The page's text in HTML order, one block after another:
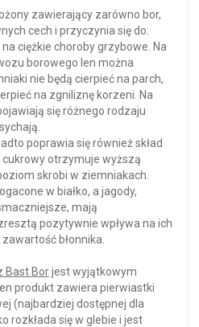
zawierający zarówno bor,
cech i przyczynia się do:
ciężkie choroby grzybowe. Na
borowego len można
nie będą cierpieć na parch,
na zgniliznę korzeni. Na
się różnego rodzaju
poprawia się również skład
otrzymuje wyższą
skrobi w ziemniakach.
w białko, a jagody,
mają
pozytywnie wpływa na ich
błonnika.
Bast Borjest wyjątkowym
produkt zawiera pierwiastki
(najbardziej dostępnej dla
rozkłada się w glebie i jest